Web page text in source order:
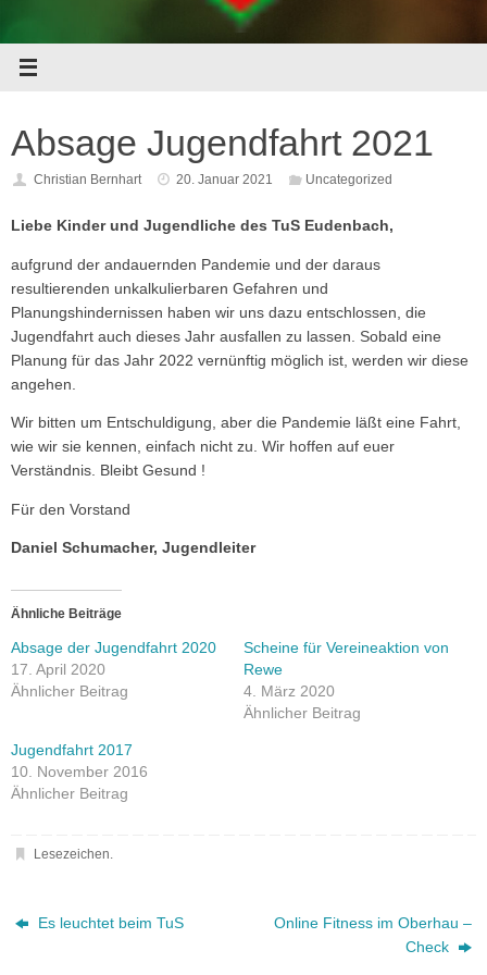
Absage Jugendfahrt 2021
Christian Bernhart 20. Januar 2021 Uncategorized
Liebe Kinder und Jugendliche des TuS Eudenbach,
aufgrund der andauernden Pandemie und der daraus
resultierenden unkalkulierbaren Gefahren und
Planungshindernissen haben wir uns dazu entschlossen, die
Jugendfahrt auch dieses Jahr ausfallen zu lassen. Sobald eine
Planung für das Jahr 2022 vernünftig möglich ist, werden wir diese
angehen.
Wir bitten um Entschuldigung, aber die Pandemie läßt eine Fahrt,
wie wir sie kennen, einfach nicht zu. Wir hoffen auf euer
Verständnis. Bleibt Gesund !
Für den Vorstand
Daniel Schumacher, Jugendleiter
Ähnliche Beiträge
Absage der Jugendfahrt 2020
17. April 2020
Ähnlicher Beitrag
Scheine für Vereineaktion von
Rewe
4. März 2020
Ähnlicher Beitrag
Jugendfahrt 2017
10. November 2016
Ähnlicher Beitrag
Lesezeichen
Es leuchtet beim TuS
Online Fitness im Oberhau –
Check